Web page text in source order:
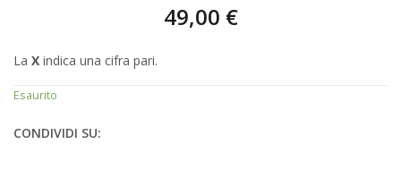
49,00 €
La X indica una cifra pari.
Esaurito
CONDIVIDI SU: